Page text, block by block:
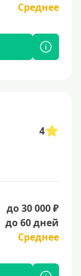
Среднее
4
до 30 000 ₽
до 60 дней
Среднее